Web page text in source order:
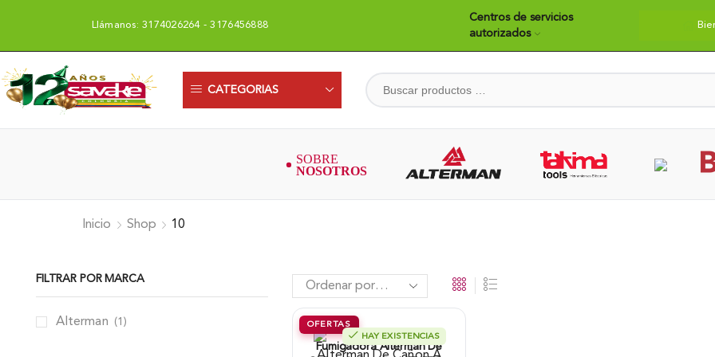
Llámanos: 3174026264 - 3176456888
Centros de servicios
autorizados
CATEGORIAS
Inicio Shop 10
OFERTAS
HAY EXISTENCIAS
Fumigadora Alterman De
FILTRAR POR MARCA
Alterman (1)